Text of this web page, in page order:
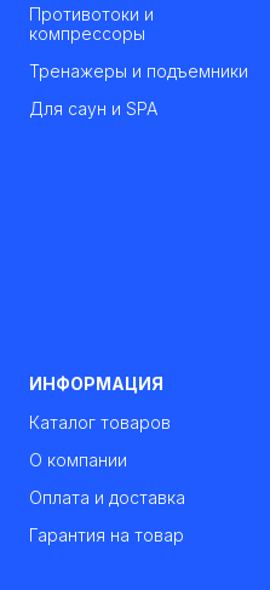
Противотоки и
компрессоры
Тренажеры и подъемники
Для саун и SPA
ИНФОРМАЦИЯ
Каталог товаров
О компании
Оплата и доставка
Гарантия на товар